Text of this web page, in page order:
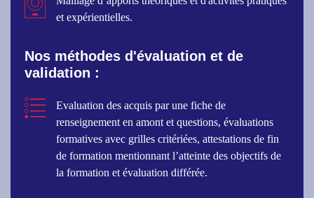
et expérientielles.
Nos méthodes d'évaluation et de
validation :
Evaluation des acquis par une fiche de
renseignement en amont et questions, évaluations
formatives avec grilles critériées, attestations de fin
de formation mentionnant l’atteinte des objectifs de
la formation et évaluation différée.